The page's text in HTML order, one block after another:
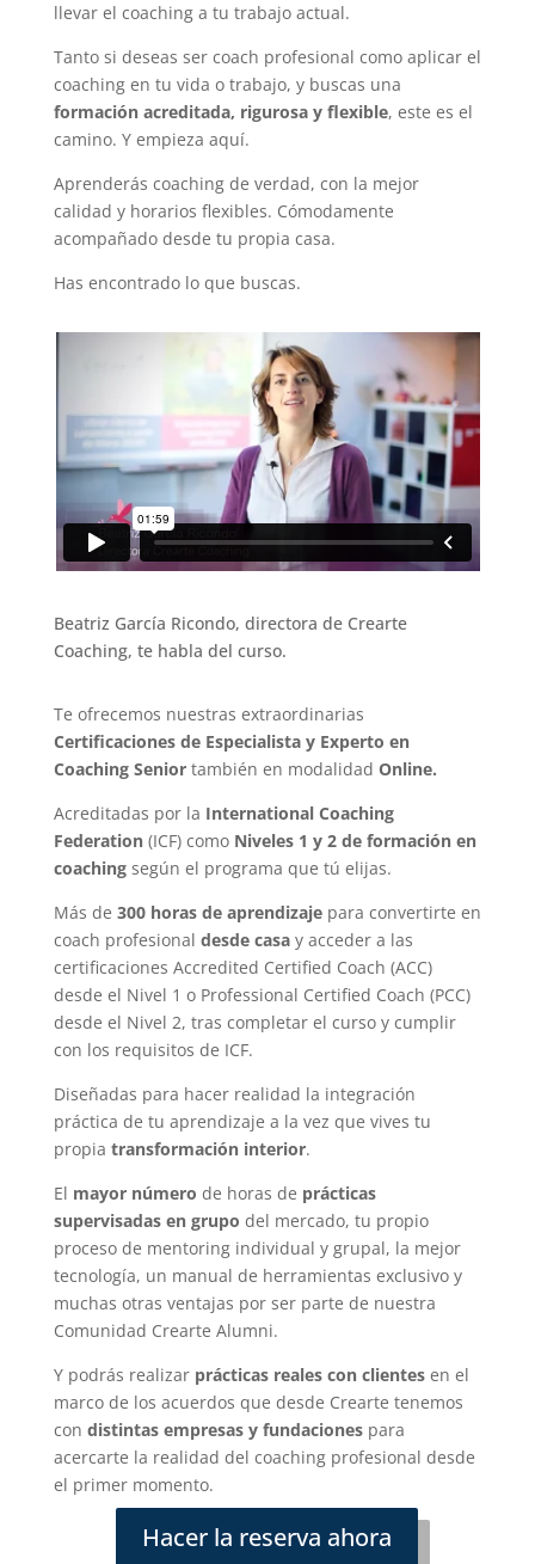
llevar el coaching a tu trabajo actual.
Tanto si deseas ser coach profesional como aplicar el
coaching en tu vida o trabajo, y buscas una
formación acreditada, rigurosa y flexible, este es el
camino. Y empieza aquí.
Aprenderás coaching de verdad, con la mejor
calidad y horarios flexibles. Cómodamente
acompañado desde tu propia casa.
Has encontrado lo que buscas.
Beatriz García Ricondo, directora de Crearte
Coaching, te habla del curso.
Te ofrecemos nuestras extraordinarias
Certificaciones de Especialista y Experto en
Coaching Senior también en modalidad Online.
Acreditadas por la International Coaching
Federation (ICF) comoNiveles 1 y 2 de formación en
coaching según el programa que tú elijas.
Más de 300 horas de aprendizajepara convertirte en
coach profesional desde casay acceder a las
certificaciones Accredited Certified Coach (ACC)
desde el Nivel 1 o Professional Certified Coach (PCC)
desde el Nivel 2, tras completar el curso y cumplir
con los requisitos de ICF.
Diseñadas para hacer realidad la integración
práctica de tu aprendizaje a la vez que vives tu
propia transformación interior.
El mayor número de horas de prácticas
supervisadas en grupo del mercado, tu propio
proceso de mentoring individual y grupal, la mejor
tecnología, un manual de herramientas exclusivo y
muchas otras ventajas por ser parte de nuestra
Comunidad Crearte Alumni.
Y podrás realizar prácticas reales con clientesen el
marco de los acuerdos que desde Crearte tenemos
con distintas empresas y fundacionespara
acercarte la realidad del coaching profesional desde
el primer momento.
Hacer la reserva ahora